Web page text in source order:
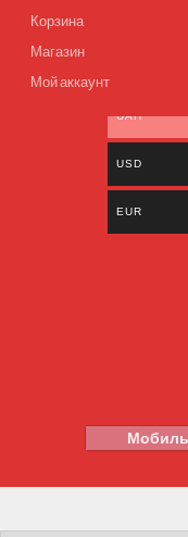
Корзина
Магазин
Мой аккаунт
UAH
USD
EUR